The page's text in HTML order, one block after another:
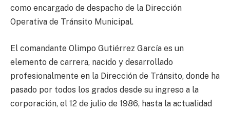
como encargado de despacho de la Dirección
Operativa de Tránsito Municipal.
El comandante Olimpo Gutiérrez García es un
elemento de carrera, nacido y desarrollado
profesionalmente en la Dirección de Tránsito, donde ha
pasado por todos los grados desde su ingreso a la
corporación, el 12 de julio de 1986, hasta la actualidad